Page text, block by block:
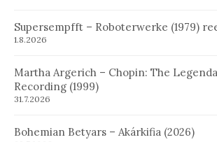
Supersempfft – Roboterwerke (1979)
1.8.2026
Martha Argerich – Chopin: The
Recording (1999)
31.7.2026
Bohemian Betyars – Akárkifia (2026)